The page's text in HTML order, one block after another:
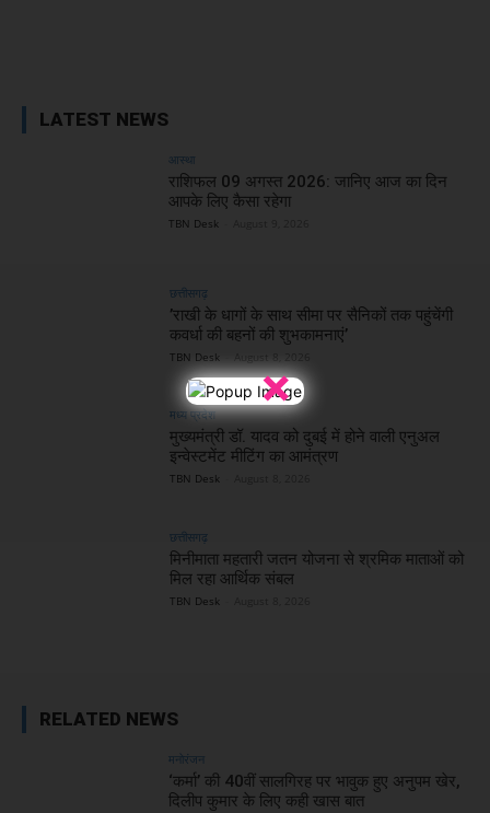
×
LATEST NEWS
आस्था
राशिफल 09 अगस्त 2026: जानिए आज का दिन
आपके लिए कैसा रहेगा
TBN Desk
छत्तीसगढ़
’राखी के धागों के साथ सीमा पर सैनिकों तक पहुंचेंगी
कवर्धा की बहनों की शुभकामनाएं’
TBN Desk August 8, 2026
मध्य प्रदेश
मुख्यमंत्री डॉ. यादव को दुबई में होने वाली एनुअल
इन्वेस्टमेंट मीटिंग का आमंत्रण
TBN Desk
छत्तीसगढ़
मिनीमाता महतारी जतन योजना से श्रमिक माताओं को
मिल रहा आर्थिक संबल
TBN Desk
RELATED NEWS
मनोरंजन
‘कर्मा’ की 40वीं सालगिरह पर भावुक हुए अनुपम खेर,
दिलीप कुमार के लिए कही खास बात